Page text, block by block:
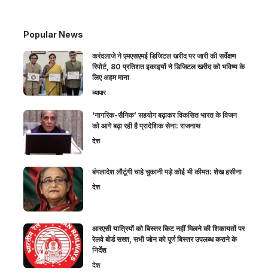
Popular News
करंदलाजे ने एमएसएमई डिजिटल खरीद पर जारी की सर्वेक्षण
रिपोर्ट, 80 प्रतिशत इकाइयों ने डिजिटल खरीद को भविष्य के
लिए अहम माना
व्यापार
‘नागरिक-सैनिक’ सहयोग बढ़ाकर विकसित भारत के विजन
को आगे बढ़ा रही है प्रादेशिक सेना: राजनाथ
देश
बंगलादेश लौटूंगी चाहे चुकानी पड़े कोई भी कीमत: शेख हसीना
देश
आरएसी यात्रियों को बिस्तर किट नहीं मिलने की शिकायतों पर
रेलवे बोर्ड सख्त, सभी जोन को पूर्ण बिस्तर उपलब्ध कराने के
निर्देश
देश